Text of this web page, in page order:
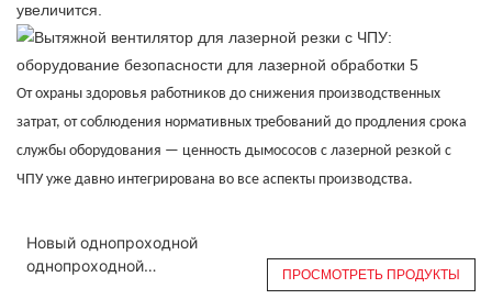
увеличится.
От охраны здоровья работников до снижения производственных
затрат, от соблюдения нормативных требований до продления срока
службы оборудования — ценность дымососов с лазерной резкой с
ЧПУ уже давно интегрирована во все аспекты производства.
Новый однопроходной
однопроходной
ПРОСМОТРЕТЬ ПРОДУКТЫ